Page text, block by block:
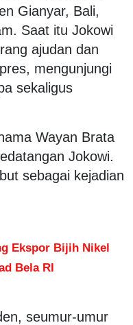
Gianyar, Bali,
Saat itu Jokowi
ajudan dan
mengunjungi
sekaligus
Wayan Brata
Jokowi.
sebagai kejadian
Ekspor Bijih Nikel
Bela RI
seumur-umur